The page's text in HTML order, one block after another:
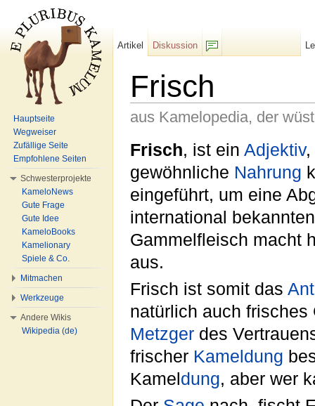
Frisch
aus Kamelopedia, der
Frisch, ist ein Adjektiv,
gewöhnliche Nahrung
eingeführt, um eine
international
Gammelfleisch macht
aus.
Frisch ist somit das
natürlich auch
Metzger des
frischer Kameldung
Kamel dung, aber wer
Artikel
Diskussion
Hauptseite
Wegweiser
Zufällige Seite
Empfohlene Seiten
Schwesterprojekte
KameloNews
Gute Frage
Gute Idee
KameloBooks
Kamelionary
Spiele & Co.
Mitmachen
Werkzeuge
Andere Wikis
Wikipedia (de)